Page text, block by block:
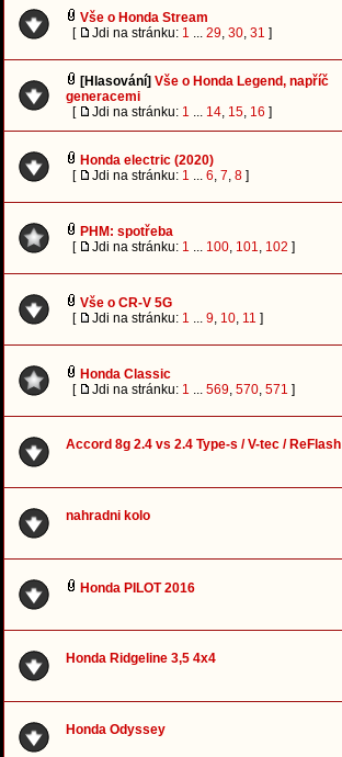
Vše o Honda Stream
[
Jdi na stránku: 1 ... 29, 30, 31 ]
[Hlasování] Vše o Honda Legend, napříč
generacemi
[
Jdi na stránku: 1 ... 14, 15, 16 ]
Honda electric (2020)
[
Jdi na stránku: 1 ... 6, 7, 8 ]
PHM: spotřeba
[
Jdi na stránku: 1 ... 100, 101, 102 ]
Vše o CR-V 5G
[
Jdi na stránku: 1 ... 9, 10, 11 ]
Honda Classic
[
Jdi na stránku: 1 ... 569, 570, 571 ]
Accord 8g 2.4 vs 2.4 Type-s / V-tec / ReFlash
nahradni kolo
Honda PILOT 2016
Honda Ridgeline 3,5 4x4
Honda Odyssey